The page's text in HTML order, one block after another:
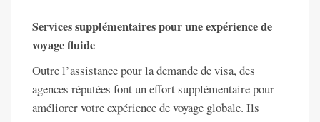
Services supplémentaires pour une expérience de
voyage fluide
Outre l’assistance pour la demande de visa, des
agences réputées font un effort supplémentaire pour
améliorer votre expérience de voyage globale. Ils